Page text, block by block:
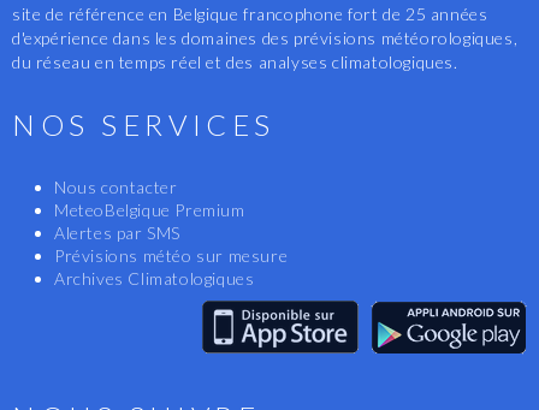
site de référence en Belgique francophone fort de 25 années
d'expérience dans les domaines des prévisions météorologiques,
du réseau en temps réel et des analyses climatologiques.
NOS SERVICES
Nous contacter
MeteoBelgique Premium
Alertes par SMS
Prévisions météo sur mesure
Archives Climatologiques